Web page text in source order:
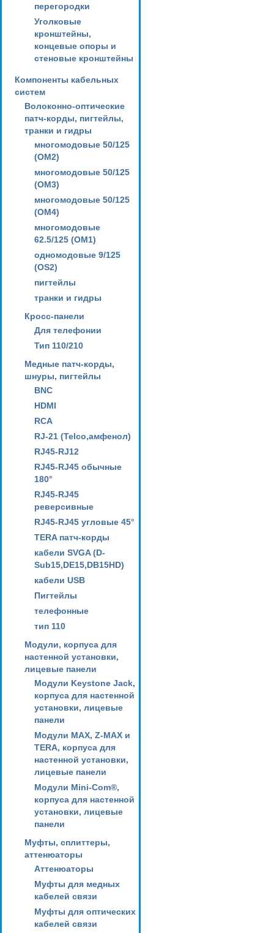
перегородки
Уголковые
кронштейны,
концевые опоры и
стеновые кронштейны
Компоненты кабельных
систем
Волоконно-оптические
патч-корды, пигтейлы,
транки и гидры
многомодовые 50/125
(OM2)
многомодовые 50/125
(OM3)
многомодовые 50/125
(OM4)
многомодовые
62.5/125 (OM1)
одномодовые 9/125
(OS2)
пигтейлы
транки и гидры
Кросс-панели
Для телефонии
Тип 110/210
Медные патч-корды,
шнуры, пигтейлы
BNC
HDMI
RCA
RJ-21 (Telco,амфенол)
RJ45-RJ12
RJ45-RJ45 обычные
180°
RJ45-RJ45
реверсивные
RJ45-RJ45 угловые 45°
TERA патч-корды
кабели SVGA (D-
Sub15,DE15,DB15HD)
кабели USB
Пигтейлы
телефонные
тип 110
Модули, корпуса для
настенной установки,
лицевые панели
Модули Keystone Jack,
корпуса для настенной
установки, лицевые
панели
Модули MAX, Z-MAX и
TERA, корпуса для
настенной установки,
лицевые панели
Модули Mini-Com®,
корпуса для настенной
установки, лицевые
панели
Муфты, сплиттеры,
аттенюаторы
Аттенюаторы
Муфты для медных
кабелей связи
Муфты для оптических
кабелей связи